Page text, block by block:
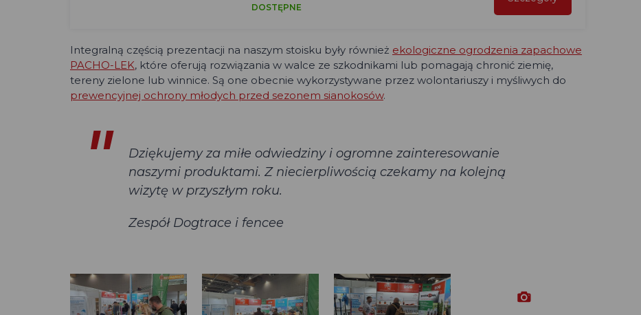
DOSTĘPNE
Integralną częścią prezentacji na naszym stoisku były również ekologiczne ogrodzenia zapachowe
PACHO-LEK, które oferują rozwiązania w walce ze szkodnikami lub pomagają chronić ziemię,
tereny zielone lub winnice. Są one obecnie wykorzystywane przez wolontariuszy i myśliwych do
prewencyjnej ochrony młodych przed sezonem sianokosów.
Dziękujemy za miłe odwiedziny i ogromne zainteresowanie
naszymi produktami. Z niecierpliwością czekamy na kolejną
wizytę w przyszłym roku.
Zespół Dogtrace i fencee